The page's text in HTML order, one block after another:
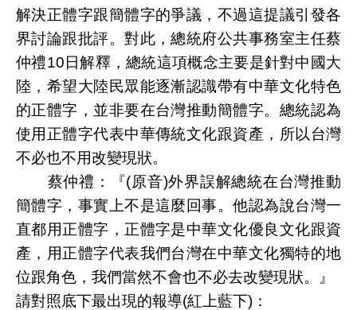
解決正體字跟簡體字的爭議，不過這提議引發各
界討論跟批評。對此，總統府公共事務室主任蔡
仲禮10日解釋，總統這項概念主要是針對中國大
陸，希望大陸民眾能逐漸認識帶有中華文化特色
的正體字，並非要在台灣推動簡體字。總統認為
使用正體字代表中華傳統文化跟資產，所以台灣
不必也不用改變現狀。
蔡仲禮：『(原音)外界誤解總統在台灣推動
簡體字，事實上不是這麼回事。他認為說台灣一
直都用正體字，正體字是中華文化優良文化跟資
產，用正體字代表我們台灣在中華文化獨特的地
位跟角色，我們當然不會也不必去改變現狀。』
請對照底下最出現的報導(紅上藍下)：